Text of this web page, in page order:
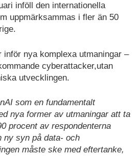
inföll den internationella
uppmärksammas i fler än 50
inför nya komplexa utmaningar –
cyberattacker,utan
utvecklingen.
som en fundamentalt
nya former av utmaningar att ta
procent av respondenterna
ny syn på data- och
måste ske med eftertanke,